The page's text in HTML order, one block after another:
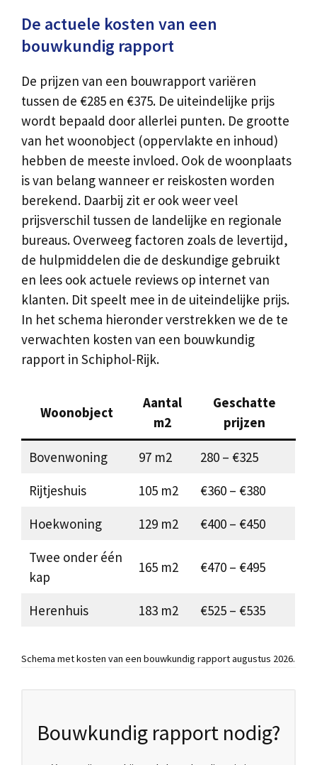
De actuele kosten van een
bouwkundig rapport
De prijzen van een bouwrapport variëren
tussen de €285 en €375. De uiteindelijke prijs
wordt bepaald door allerlei punten. De grootte
van het woonobject (oppervlakte en inhoud)
hebben de meeste invloed. Ook de woonplaats
is van belang wanneer er reiskosten worden
berekend. Daarbij zit er ook weer veel
prijsverschil tussen de landelijke en regionale
bureaus. Overweeg factoren zoals de levertijd,
de hulpmiddelen die de deskundige gebruikt
en lees ook actuele reviews op internet van
klanten. Dit speelt mee in de uiteindelijke prijs.
In het schema hieronder verstrekken we de te
verwachten kosten van een bouwkundig
rapport in Schiphol-Rijk.
Woonobject
Aantal
m2
Geschatte
prijzen
Bovenwoning 97 m2
280 – €325
Rijtjeshuis
105 m2
€360 – €380
Hoekwoning
129 m2
€400 – €450
Twee onder één
kap
165 m2 €470 – €495
Herenhuis 183 m2 €525 – €535
Schema met kosten van een bouwkundig rapport augustus 2026.
Bouwkundig rapport nodig?